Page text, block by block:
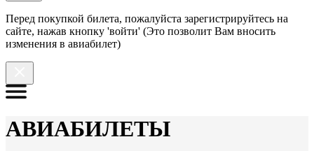
Перед покупкой билета, пожалуйста зарегистрируйтесь на
сайте, нажав кнопку 'войти' (Это позволит Вам вносить
изменения в авиабилет)
АВИАБИЛЕТЫ